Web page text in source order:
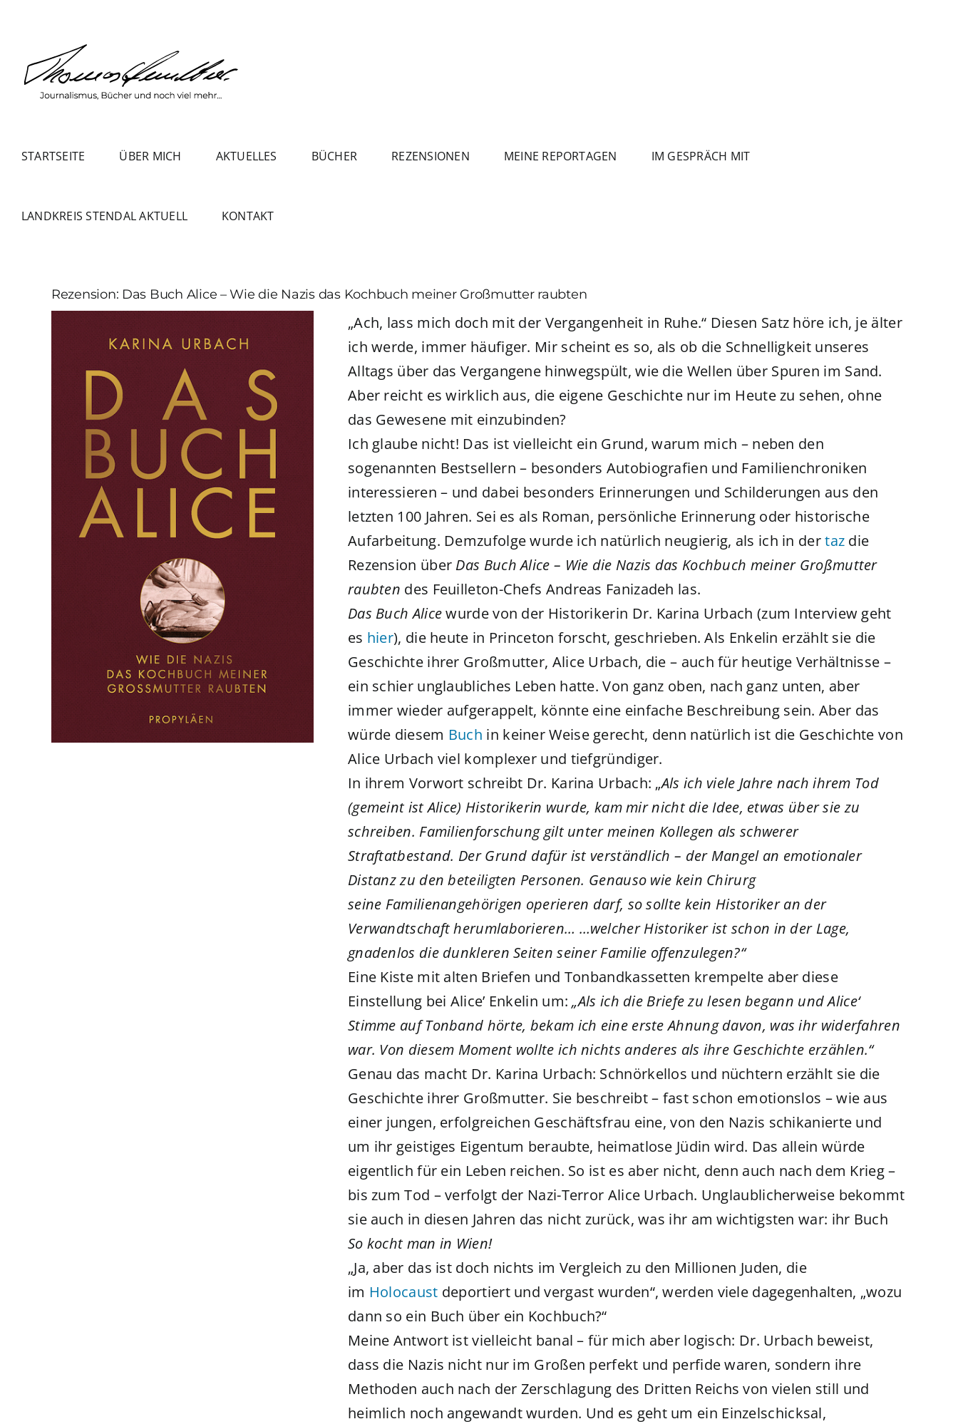
springen
STARTSEITE ÜBER MICH AKTUELLES BÜCHER REZENSIONEN MEINE REPORTAGEN IM GESPRÄCH MIT
LANDKREIS STENDAL AKTUELL KONTAKT
Rezension: Das Buch Alice – Wie die Nazis das Kochbuch meiner Großmutter raubten
„Ach, lass mich doch mit der Vergangenheit in Ruhe.“ Diesen Satz höre ich, je älter
ich werde, immer häufiger. Mir scheint es so, als ob die Schnelligkeit unseres
Alltags über das Vergangene hinwegspült, wie die Wellen über Spuren im Sand.
Aber reicht es wirklich aus, die eigene Geschichte nur im Heute zu sehen, ohne
das Gewesene mit einzubinden?
Ich glaube nicht! Das ist vielleicht ein Grund, warum mich – neben den
sogenannten Bestsellern – besonders Autobiografien und Familienchroniken
interessieren – und dabei besonders Erinnerungen und Schilderungen aus den
letzten 100 Jahren. Sei es als Roman, persönliche Erinnerung oder historische
Aufarbeitung. Demzufolge wurde ich natürlich neugierig, als ich in dertaz die
Rezension über Das Buch Alice – Wie die Nazis das Kochbuch meiner Großmutter
raubten des Feuilleton-Chefs Andreas Fanizadeh las.
Das Buch Alicewurde von der Historikerin Dr. Karina Urbach (zum Interview geht
es hier), die heute in Princeton forscht, geschrieben. Als Enkelin erzählt sie die
Geschichte ihrer Großmutter, Alice Urbach, die – auch für heutige Verhältnisse –
ein schier unglaubliches Leben hatte. Von ganz oben, nach ganz unten, aber
immer wieder aufgerappelt, könnte eine einfache Beschreibung sein. Aber das
würde diesem Buch in keiner Weise gerecht, denn natürlich ist die Geschichte von
Alice Urbach viel komplexer und tiefgründiger.
In ihrem Vorwort schreibt Dr. Karina Urbach: „Als ich viele Jahre nach ihrem Tod
(gemeint ist Alice) Historikerin wurde, kam mir nicht die Idee, etwas über sie zu
schreiben. Familienforschung gilt unter meinen Kollegen als schwerer
Straftatbestand. Der Grund dafür ist verständlich – der Mangel an emotionaler
Distanz zu den beteiligten Personen. Genauso wie kein Chirurg
seine Familienangehörigen operieren darf, so sollte kein Historiker an der
Verwandtschaft herumlaborieren… …welcher Historiker ist schon in der Lage,
gnadenlos die dunkleren Seiten seiner Familie offenzulegen?“
Eine Kiste mit alten Briefen und Tonbandkassetten krempelte aber diese
Einstellung bei Alice’ Enkelin um:„Als ich die Briefe zu lesen begann und Alice‘
Stimme auf Tonband hörte, bekam ich eine erste Ahnung davon, was ihr widerfahren
war. Von diesem Moment wollte ich nichts anderes als ihre Geschichte erzählen.“
Genau das macht Dr. Karina Urbach: Schnörkellos und nüchtern erzählt sie die
Geschichte ihrer Großmutter. Sie beschreibt – fast schon emotionslos – wie aus
einer jungen, erfolgreichen Geschäftsfrau eine, von den Nazis schikanierte und
um ihr geistiges Eigentum beraubte, heimatlose Jüdin wird. Das allein würde
eigentlich für ein Leben reichen. So ist es aber nicht, denn auch nach dem Krieg –
bis zum Tod – verfolgt der Nazi-Terror Alice Urbach. Unglaublicherweise bekommt
sie auch in diesen Jahren das nicht zurück, was ihr am wichtigsten war: ihr Buch
So kocht man in Wien!
„Ja, aber das ist doch nichts im Vergleich zu den Millionen Juden, die
im Holocaust deportiert und vergast wurden“, werden viele dagegenhalten, „wozu
dann so ein Buch über ein Kochbuch?“
Meine Antwort ist vielleicht banal – für mich aber logisch: Dr. Urbach beweist,
dass die Nazis nicht nur im Großen perfekt und perfide waren, sondern ihre
Methoden auch nach der Zerschlagung des Dritten Reichs von vielen still und
heimlich noch angewandt wurden. Und es geht um ein Einzelschicksal,